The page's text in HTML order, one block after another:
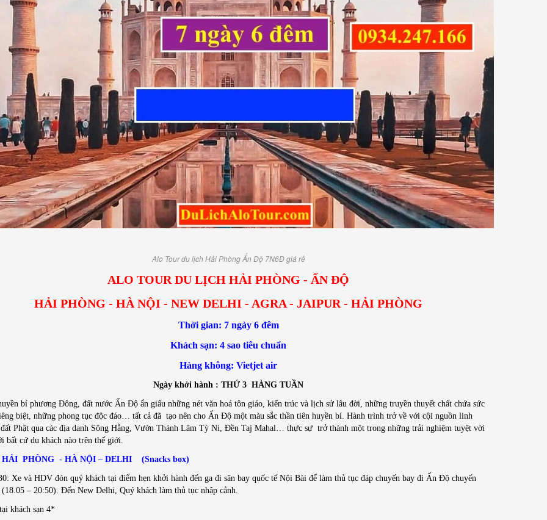
Alo Tour du lịch Hải Phòng Ấn Độ 7N6Đ giá rẻ
ALO TOUR DU LỊCH HẢI PHÒNG - ẤN ĐỘ
HẢI PHÒNG - HÀ NỘI - NEW DELHI - AGRA - JAIPUR - HẢI PHÒNG
Thời gian: 7 ngày 6 đêm
Khách sạn: 4 sao tiêu chuẩn
Hàng không: Vietjet air
Ngày khởi hành : THỨ 3 HÀNG TUẦN
bí phương Đông, đất nước Ấn Độ ẩn giấu những nét văn hoá tôn giáo, kiến trúc và lịch sử lâu đời, những truyền thuyết chất chứa sức
biệt, những phong tục độc đáo… tất cả đã tạo nên cho Ấn Độ một màu sắc thần tiên huyền bí. Hành trình trở về với cội nguồn linh
đất Phật qua các địa danh Sông Hằng, Vườn Thánh Lâm Tỳ Ni, Đền Taj Mahal… thực sự trở thành một trong những trải nghiệm tuyệt vời
bất cứ du khách nào trên thế giới.
HẢI PHÒNG - HÀ NỘI – DELHI (Snacks box)
Xe và HDV đón quý khách tại điểm hẹn khởi hành đến ga đi sân bay quốc tế Nội Bài để làm thủ tục đáp chuyến bay đi Ấn Độ chuyến
(18.05 – 20:50). Đến New Delhi, Quý khách làm thủ tục nhập cảnh.
khách sạn 4*